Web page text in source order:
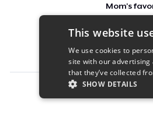
Mom's
This website
We use cookies to
site with our advertising
that they’ve collected
SHOW DETAILS